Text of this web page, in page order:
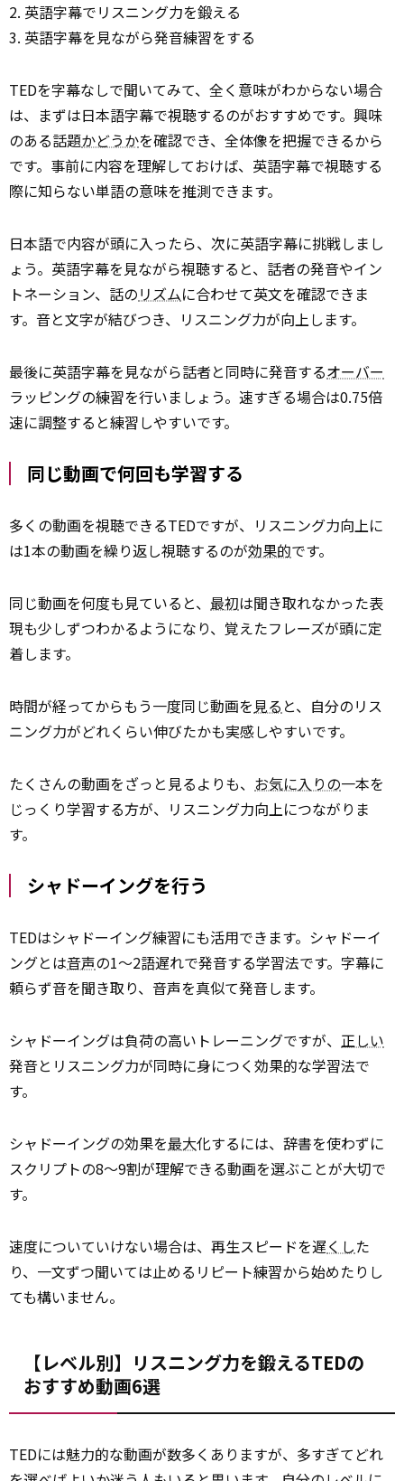
2. 英語字幕でリスニング力を鍛える
3. 英語字幕を見ながら発音練習をする
TEDを字幕なしで聞いてみて、全く意味がわからない場合
は、まずは日本語字幕で視聴するのがおすすめです。興味
のある話題かどうかを確認でき、全体像を把握できるから
です。事前に内容を理解しておけば、英語字幕で視聴する
際に知らない単語の意味を推測できます。
日本語で内容が頭に入ったら、次に英語字幕に挑戦しまし
ょう。英語字幕を見ながら視聴すると、話者の発音やイン
トネーション、話のリズムに合わせて英文を確認できま
す。音と文字が結びつき、リスニング力が向上します。
最後に英語字幕を見ながら話者と同時に発音するオーバー
ラッピングの練習を行いましょう。速すぎる場合は0.75倍
速に調整すると練習しやすいです。
同じ動画で何回も学習する
多くの動画を視聴できるTEDですが、リスニング力向上に
は1本の動画を繰り返し視聴するのが効果的です。
同じ動画を何度も見ていると、 最初は聞き取れなかった表
現も少しずつわかるようになり、覚えたフレーズが頭に定
着します。
時間が経ってからもう一度同じ動画を見る と、自分のリス
ニング力がどれくらい伸びたかも実感しやすいです。
たくさんの動画をざっと見るよりも、 お気に入りの一本を
じっくり学習する方が、リスニング力向上につながりま
す。
シャドーイングを行う
TEDはシャドーイング練習にも活用できます。シャドーイ
ングとは音声の1〜2語遅れで発音する学習法です。字幕に
頼らず音を聞き取り、音声を真似て発音します。
シャドーイングは負荷の高いトレーニングですが、 正しい
発音とリスニング力が同時に身につく効果的な学習法で
す。
シャドーイングの効果を最大化するには、辞書を使わずに
スクリプトの8〜9割が理解できる動画を選ぶことが大切で
す。
速度についていけない場合は、再生スピードを遅くした
り、一文ずつ聞いては止めるリピート練習から始めたりし
ても構いません。
【レベル別】リスニング力を鍛えるTEDの
おすすめ動画6選
TEDには魅力的な動画が数多くありますが、多すぎてどれ